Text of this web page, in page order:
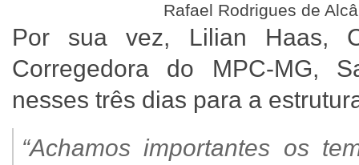
Rafael Rodrigues de
Por sua vez, Lilian Haas,
Corregedora do MPC-MG,
nesses três dias para a
“Achamos importantes os